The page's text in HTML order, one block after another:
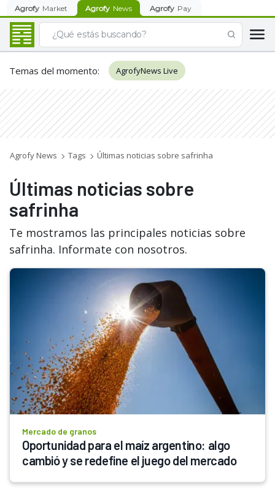
Agrofy Market Agrofy News Agrofy Pay
Temas del momento: AgrofyNews Live
Agrofy News Tags Últimas noticias sobre safrinha
Últimas noticias sobre
safrinha
Te mostramos las principales noticias sobre
safrinha. Informate con nosotros.
Mercado de granos
Oportunidad para el maíz argentino: algo
cambió y se redefine el juego del mercado